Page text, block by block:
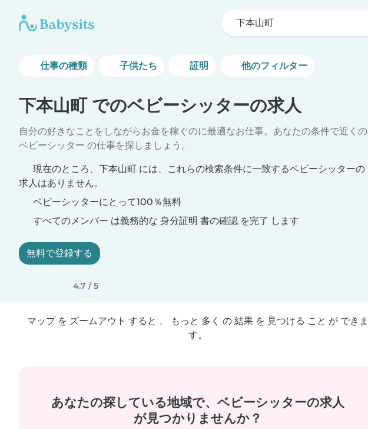
下本山町
仕事の種類 子供たち 証明 他のフィルター
下本山町 でのベビーシッターの求人
自分の好きなことをしながらお金を稼ぐのに最適なお仕事。あなたの条件で近くの
ベビーシッター の仕事を探しましょう。
現在のところ、下本山町 には、これらの検索条件に一致するベビーシッターの
求人はありません。
ベビーシッターにとって100％無料
すべてのメンバー は義務的な 身分証明 書の確認 を完了 します
無料で登録する
4.7 / 5
マップ を ズームアウト すると 、 もっと 多く の 結果 を 見つける こと が できま
す。
あなたの探している地域で、ベビーシッターの求人
が見つかりませんか？